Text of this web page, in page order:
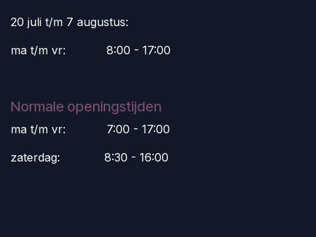
20 juli t/m 7 augustus:
ma t/m vr:
​8:00 - 17:00
Normale openingstijden
ma t/m vr:
​7:00 - 17:00
zaterdag:
​8:30 - 16:00